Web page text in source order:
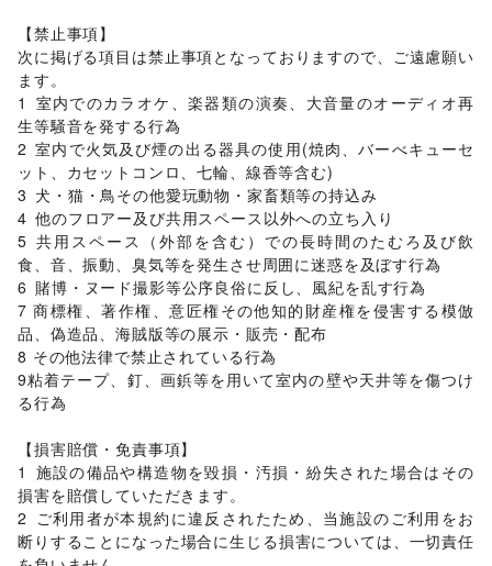
【禁止事項】
次に掲げる項目は禁止事項となっておりますので、ご遠慮願い
ます。
1	室内でのカラオケ、楽器類の演奏、大音量のオーディオ再
生等騒音を発する行為
2	室内で火気及び煙の出る器具の使用(焼肉、バーべキューセ
ット、カセットコンロ、七輪、線香等含む)
3	犬・猫・鳥その他愛玩動物・家畜類等の持込み
4	他のフロアー及び共用スペース以外への立ち入り
5	共用スペース（外部を含む）での長時間のたむろ及び飲
食、音、振動、臭気等を発生させ周囲に迷惑を及ぼす行為
6	賭博・ヌード撮影等公序良俗に反し、風紀を乱す行為
7 商標権、著作権、意匠権その他知的財産権を侵害する模倣
品、偽造品、海賊版等の展示・販売・配布
8 その他法律で禁止されている行為
9粘着テープ、釘、画鋲等を用いて室内の壁や天井等を傷つけ
る行為
【損害賠償・免責事項】
1	施設の備品や構造物を毀損・汚損・紛失された場合はその
損害を賠償していただきます。
2	ご利用者が本規約に違反されたため、当施設のご利用をお
断りすることになった場合に生じる損害については、一切責任